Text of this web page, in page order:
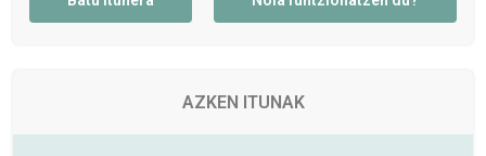
AZKEN ITUNAK